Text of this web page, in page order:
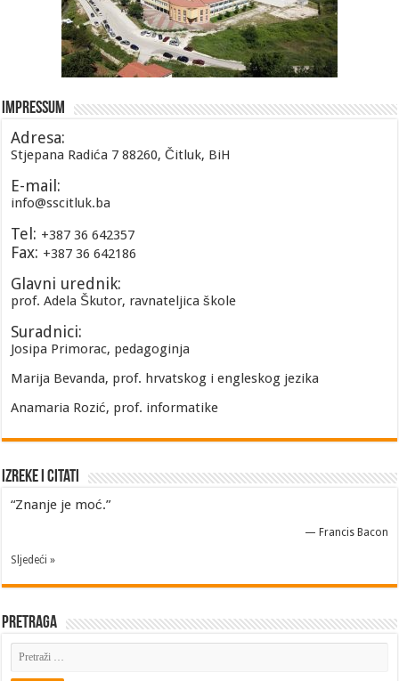
Impressum
Adresa:
Stjepana Radića 7 88260, Čitluk, BiH
E-mail:
info@sscitluk.ba
Tel: +387 36 642357
Fax: +387 36 642186
Glavni urednik:
prof. Adela Škutor, ravnateljica škole
Suradnici:
Josipa Primorac, pedagoginja
Marija Bevanda, prof. hrvatskog i engleskog jezika
Anamaria Rozić, prof. informatike
Izreke i Citati
“Znanje je moć.”
— Francis Bacon
Sljedeći »
Pretraga